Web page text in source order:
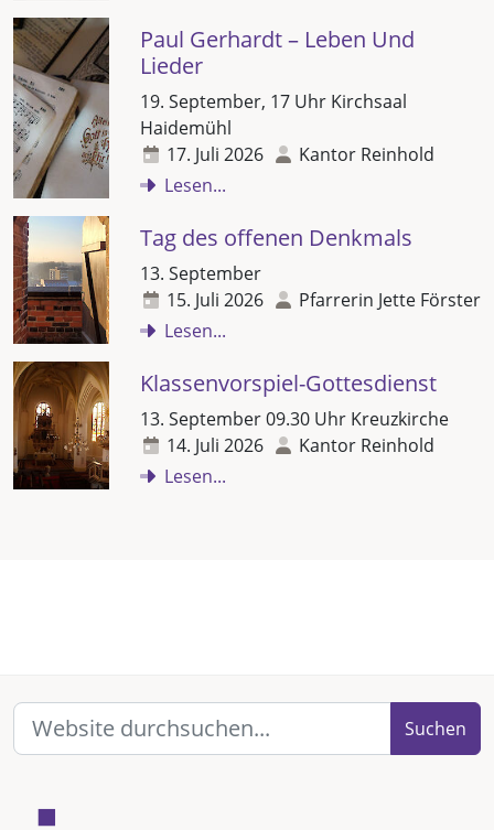
Paul Gerhardt – Leben Und
Lieder
19. September, 17 Uhr Kirchsaal
Haidemühl
17. Juli 2026
Kantor Reinhold
Lesen...
Tag des offenen Denkmals
13. September
15. Juli 2026
Pfarrerin Jette Förster
Lesen...
Klassenvorspiel-Gottesdienst
13. September 09.30 Uhr Kreuzkirche
14. Juli 2026
Kantor Reinhold
Lesen...
Suchen